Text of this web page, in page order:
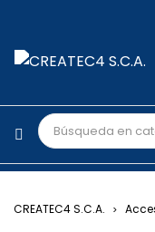
CREATEC4 S.C.A.